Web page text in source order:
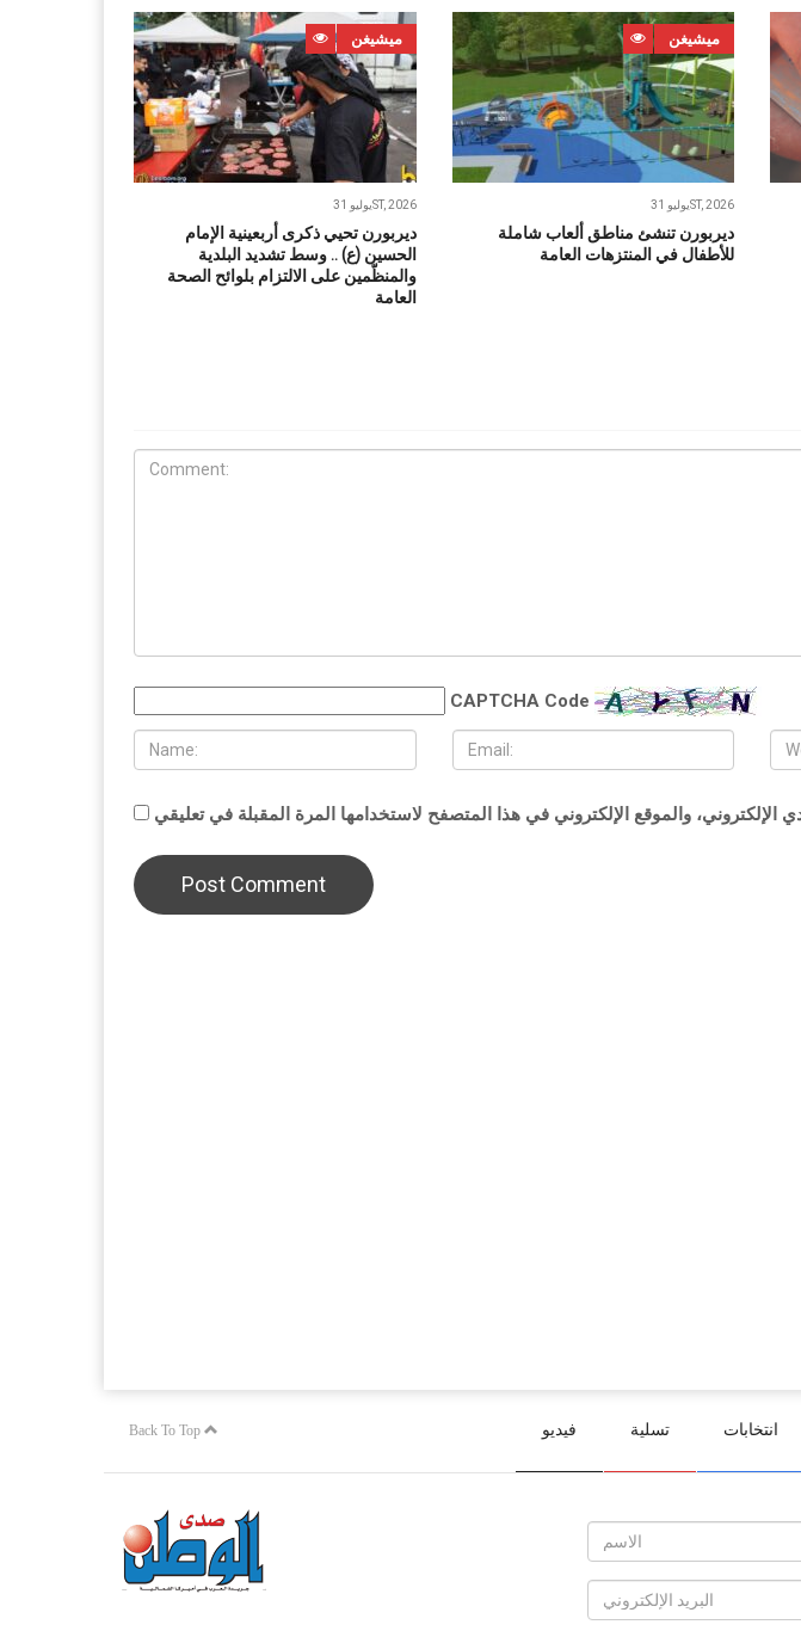
ميشيغن
يوليو 31ST, 2026
ديربورن تحيي ذكرى أربعينية الإمام
الحسين (ع) .. وسط تشديد البلدية
والمنظّمين على الالتزام بلوائح الصحة
العامة
ميشيغن
يوليو 31ST, 2026
ديربورن تنشئ مناطق ألعاب شاملة
للأطفال في المنتزهات العامة
CAPTCHA Code
انتخابات تسلية فيديو Back To Top